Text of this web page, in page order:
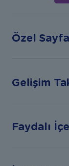
Özel
Gelişim
Faydalı